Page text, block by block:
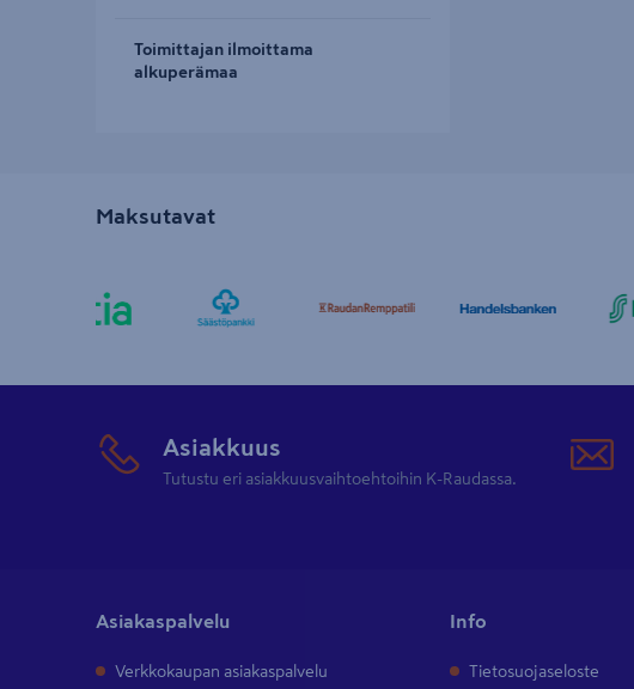
Toimittajan ilmoittama
alkuperämaa
Maksutavat
Asiakkuus
Tutustu eri asiakkuusvaihtoehtoihin K-Raudassa.
Asiakaspalvelu
Verkkokaupan asiakaspalvelu
Info
Tietosuojaseloste